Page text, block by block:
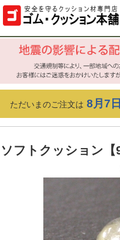
ただいまのご注文は 8月7
ソフトクッション